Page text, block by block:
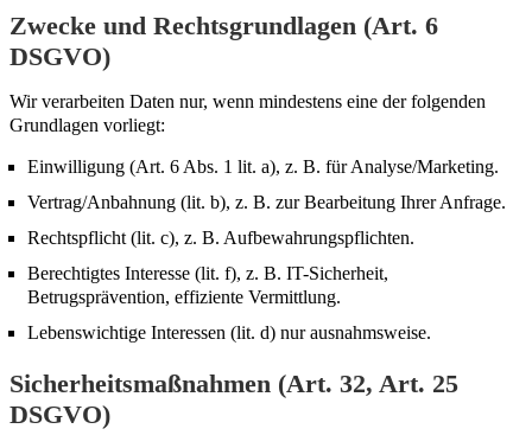
Zwecke und Rechtsgrundlagen (Art. 6
DSGVO)
Wir verarbeiten Daten nur, wenn mindestens eine der folgenden
Grundlagen vorliegt:
Einwilligung (Art. 6 Abs. 1 lit. a), z. B. für Analyse/Marketing.
Vertrag/Anbahnung (lit. b), z. B. zur Bearbeitung Ihrer Anfrage.
Rechtspflicht (lit. c), z. B. Aufbewahrungspflichten.
Berechtigtes Interesse (lit. f), z. B. IT-Sicherheit,
Betrugsprävention, effiziente Vermittlung.
Lebenswichtige Interessen (lit. d) nur ausnahmsweise.
Sicherheitsmaßnahmen (Art. 32, Art. 25
DSGVO)